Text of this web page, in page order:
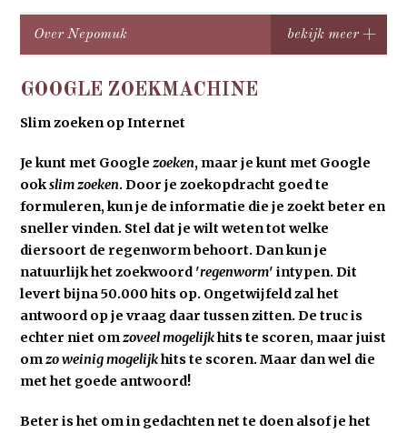
Over Nepomuk
GOOGLE ZOEKMACHINE
Slim zoeken op Internet
Je kunt met Googlezoeken, maar je kunt met Google
ookslim zoeken. Door je zoekopdracht goed te
formuleren, kun je de informatie die je zoekt beter en
sneller vinden. Stel dat je wilt weten tot welke
diersoort de regenworm behoort. Dan kun je
natuurlijk het zoekwoord 'regenworm' intypen. Dit
levert bijna 50.000 hits op. Ongetwijfeld zal het
antwoord op je vraag daar tussen zitten. De truc is
echter niet omzoveel mogelijkhits te scoren, maar juist
omzo weinig mogelijkhits te scoren. Maar dan wel die
met het goede antwoord!
Beter is het om in gedachten net te doen alsof je het